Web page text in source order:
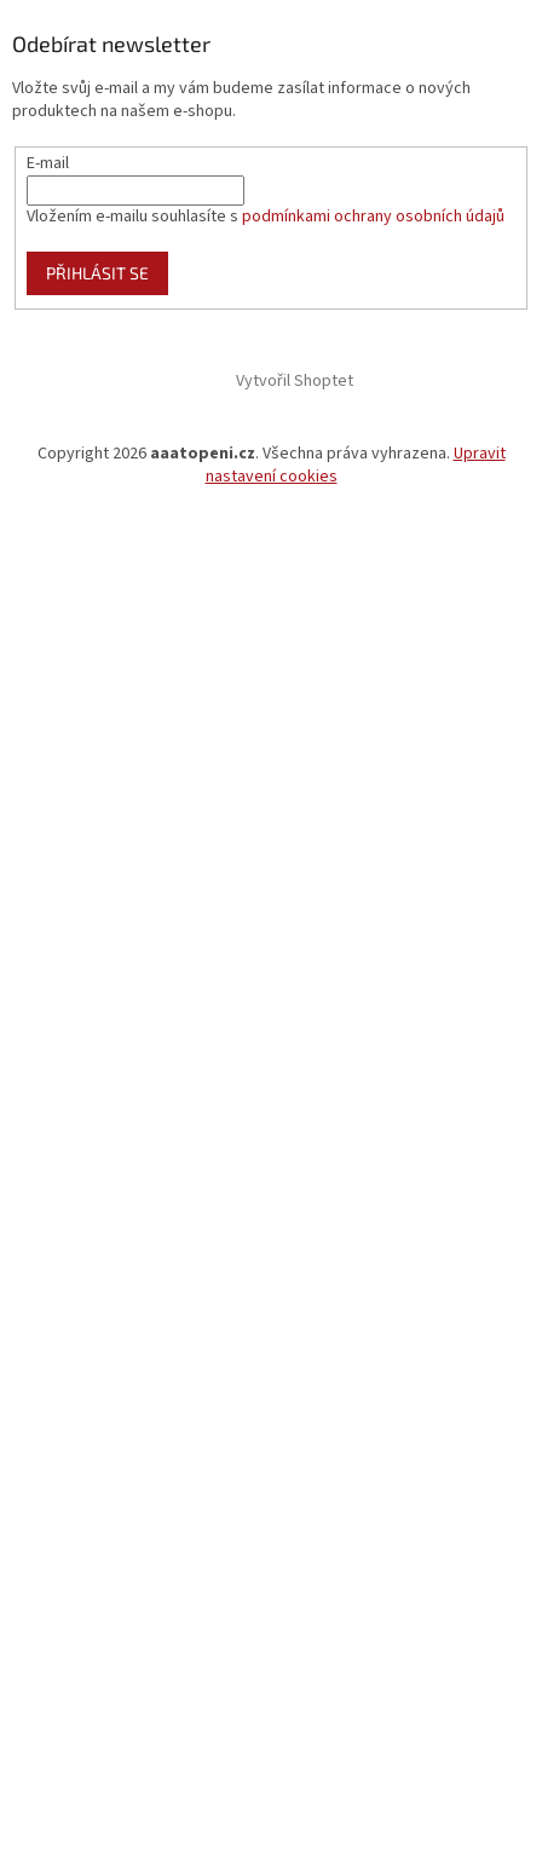
Odebírat newsletter
Vložte svůj e-mail a my vám budeme zasílat informace o nových
produktech na našem e-shopu.
E-mail
Vložením e-mailu souhlasíte s podmínkami ochrany osobních údajů
PŘIHLÁSIT SE
Vytvořil Shoptet
Copyright 2026 aaatopeni.cz. Všechna práva vyhrazena. Upravit
nastavení cookies